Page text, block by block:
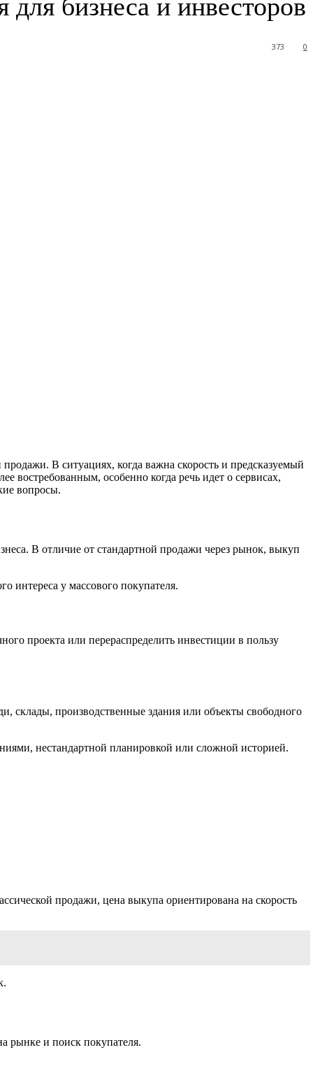
бизнеса и инвесторов
0
373
В ситуациях, когда важна скорость и предсказуемый
востребованным, особенно когда речь идет о сервисах,
вопросы.
В отличие от стандартной продажи через рынок, выкуп
интереса у массового покупателя.
проекта или перераспределить инвестиции в пользу
склады, производственные здания или объекты свободного
нестандартной планировкой или сложной историей.
продажи, цена выкупа ориентирована на скорость
рынке и поиск покупателя.